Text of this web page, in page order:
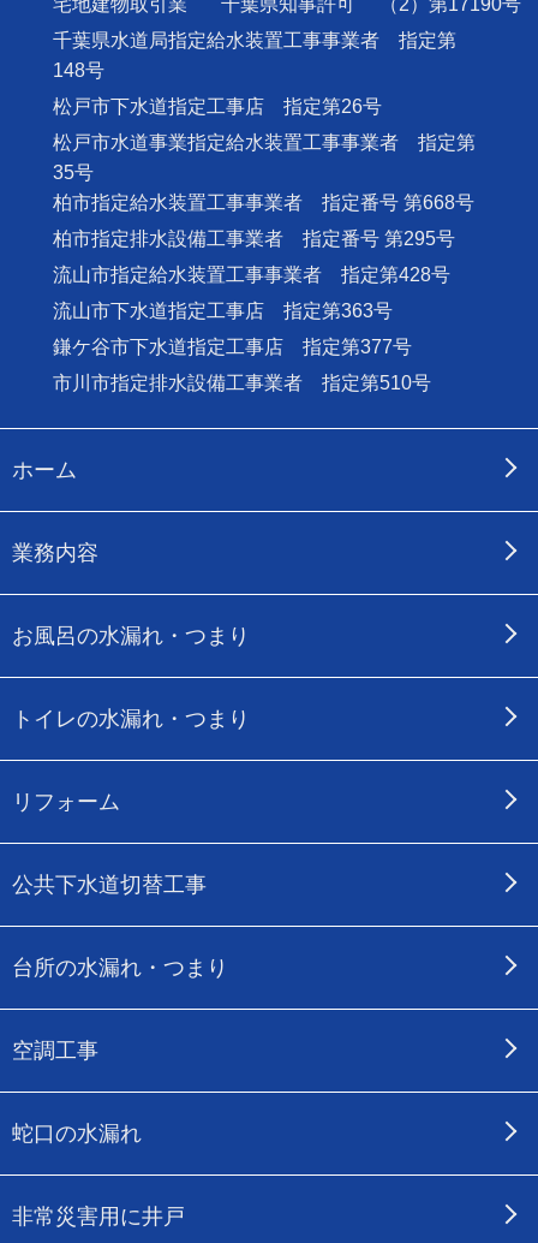
宅地建物取引業
千葉県知事許可
（2）第17190号
千葉県水道局指定給水装置工事事業者 指定第
148号
松戸市下水道指定工事店 指定第26号
松戸市水道事業指定給水装置工事事業者 指定第
35号
柏市指定給水装置工事事業者 指定番号 第668号
柏市指定排水設備工事業者 指定番号 第295号
流山市指定給水装置工事事業者 指定第428号
流山市下水道指定工事店 指定第363号
鎌ケ谷市下水道指定工事店 指定第377号
市川市指定排水設備工事業者 指定第510号
ホーム
業務内容
お風呂の水漏れ・つまり
トイレの水漏れ・つまり
リフォーム
公共下水道切替工事
台所の水漏れ・つまり
空調工事
蛇口の水漏れ
非常災害用に井戸